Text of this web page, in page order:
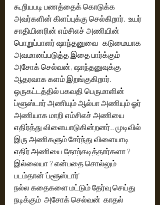
கூறியபடி பணத்தைக் கொடுக்க
அவர்களின் கிளப்புக்கு செல்கிறார்.  உயர்
சாதியினரின் எம்சிஎச் அணியின்
பொறுப்பாளர் ஷாந்தனுவை   கடுமையாக
அவமானப்படுத்த இதை பார்க்கும்
அசோக் செல்வன், ஷாந்தனுவுக்கு
ஆதரவாக களம் இறங்குகிறார்.
ஒருகட்டத்தில் பகவதி பெருமாளின்
ப்ளூஸ்டார் அணியும் ஆல்பா அணியும் ஓர்
அணியாக மாறி எம்சிஎச் அணியை
எதிர்த்து விளையாடுகின்றனர்.. முடிவில்
இரு அணிகளும் சேர்ந்து விளையாடி
எதிர் அணியை தோற்கடித்தார்களா ?
இல்லையா ? என்பதை சொல்லும்
படம்தான் 'ப்ளூஸ்டார்'
நல்ல கதைகளை மட்டும் தேர்வு செய்து
நடிக்கும்  அசோக் செல்வன்  காதல்